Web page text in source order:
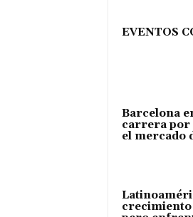
EVENTOS
Barcelona
carrera por
el mercado